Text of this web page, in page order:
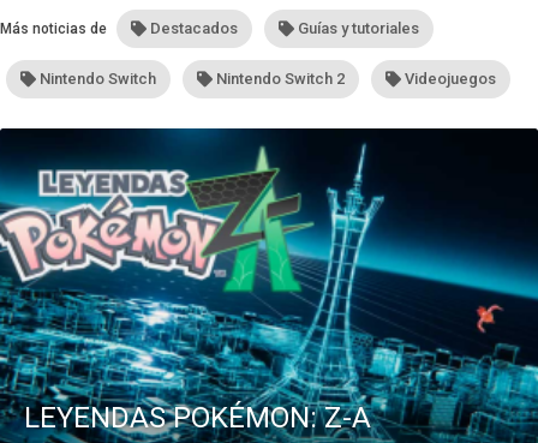
Más noticias de Destacados Guías y tutoriales
Nintendo Switch Nintendo Switch 2 Videojuegos
LEYENDAS POKÉMON: Z-A